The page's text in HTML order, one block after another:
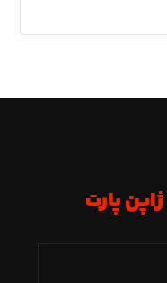
ژاپن پارت